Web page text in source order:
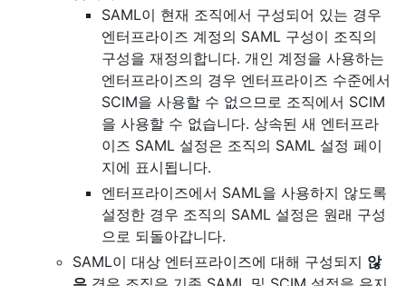
SAML이 현재 조직에서 구성되어 있는 경우
엔터프라이즈 계정의 SAML 구성이 조직의
구성을 재정의합니다. 개인 계정을 사용하는
엔터프라이즈의 경우 엔터프라이즈 수준에서
SCIM을 사용할 수 없으므로 조직에서 SCIM
을 사용할 수 없습니다. 상속된 새 엔터프라
이즈 SAML 설정은 조직의 SAML 설정 페이
지에 표시됩니다.
엔터프라이즈에서 SAML을 사용하지 않도록
설정한 경우 조직의 SAML 설정은 원래 구성
으로 되돌아갑니다.
SAML이 대상 엔터프라이즈에 대해 구성되지 않